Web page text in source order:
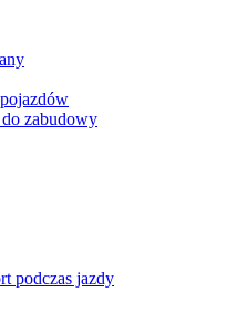
zabudowy
podczas jazdy